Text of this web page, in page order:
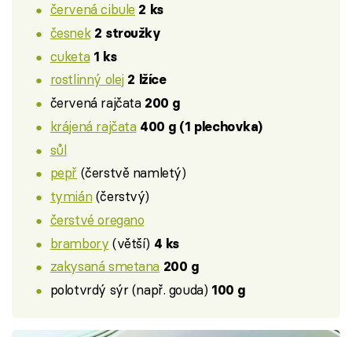
červená cibule 2 ks
česnek 2 stroužky
cuketa 1 ks
rostlinný olej 2 lžíce
červená rajčata 200 g
krájená rajčata 400 g (1 plechovka)
sůl
pepř (čerstvě namletý)
tymián(čerstvý)
čerstvé oregano
brambory (větší) 4 ks
zakysaná smetana 200 g
polotvrdý sýr (např. gouda) 100 g